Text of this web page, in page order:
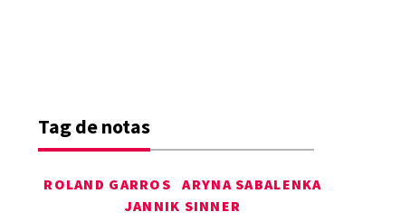
Tag de notas
ROLAND GARROS
ARYNA SABALENKA
JANNIK SINNER